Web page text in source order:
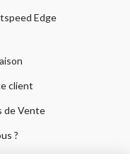
Edge
client
de Vente
?